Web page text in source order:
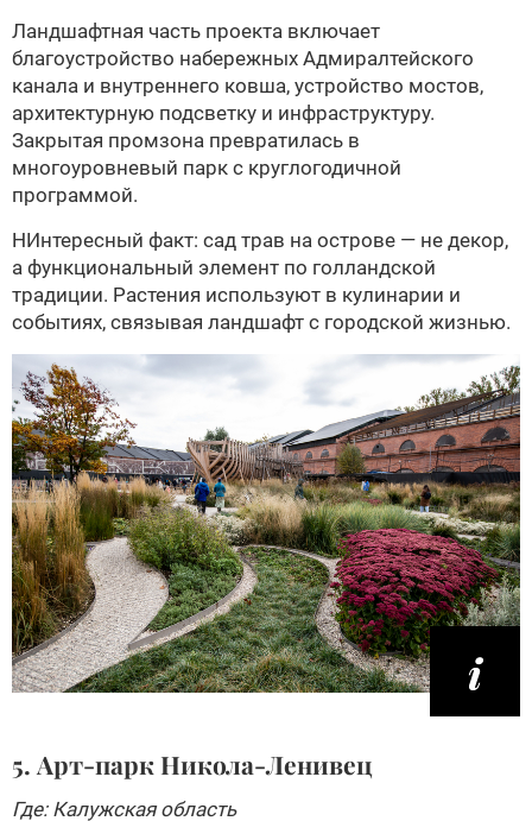
Ландшафтная часть проекта включает
благоустройство набережных Адмиралтейского
канала и внутреннего ковша, устройство мостов,
архитектурную подсветку и инфраструктуру.
Закрытая промзона превратилась в
многоуровневый парк с круглогодичной
программой.
НИнтересный факт: сад трав на острове — не декор,
а функциональный элемент по голландской
традиции. Растения используют в кулинарии и
событиях, связывая ландшафт с городской жизнью.
5. Арт-парк Никола-Ленивец
Где: Калужская область